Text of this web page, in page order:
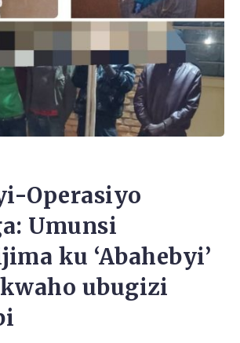
Operasiyo
Umunsi
ku ‘Abahebyi’
ubugizi